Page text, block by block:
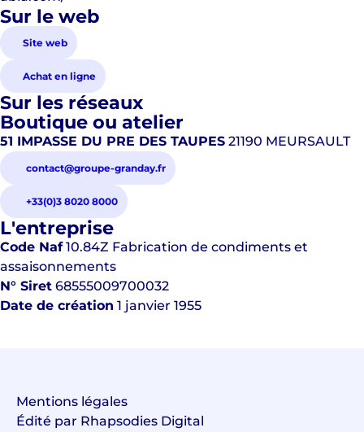
Sur le web
Site web
Achat en ligne
Sur les réseaux
Boutique ou atelier
51 IMPASSE DU PRE DES TAUPES 21190 MEURSAULT
contact@groupe-granday.fr
+33(0)3 8020 8000
L'entreprise
Code Naf 10.84Z Fabrication de condiments et
assaisonnements
N° Siret 68555009700032
Date de création 1 janvier 1955
Mentions légales
Édité par Rhapsodies Digital